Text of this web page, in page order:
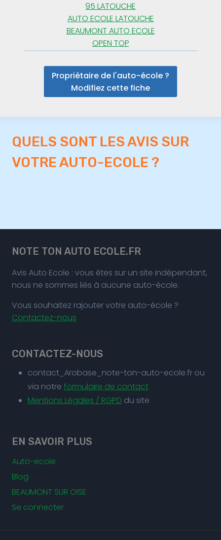
95 LATOUCHE
AUTO ECOLE LATOUCHE
BEAUMONT AUTO ECOLE
OPEN TOP
Propriétaire de l'auto-école ?
Modifiez cette fiche
QUELS SONT LES AVIS SUR
VOTRE AUTO-ECOLE ?
NOTE TON AUTO ECOLE.FR
Avis Auto Ecole : vous êtes sur un site indépendant,
nous ne sommes liés à aucune auto-école.
Vous souhaitez rajouter votre auto-école ?
Contactez-nous
CONTACTEZ-NOUS
contact_Arobase_note-ton-auto-ecole.fr ou
via notre formulaire de contact
Mentions Légales / RGPD du site
EN SAVOIR PLUS
Auto-ecole
Blog
BEAUMONT SUR OISE
Se connecter